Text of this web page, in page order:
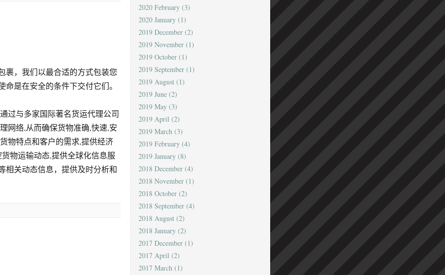
裹，我们以最合适的方式包装您
是在安全的条件下交付它们。
过与多家国际著名货运代理公司
网络,从而确保货物准确,快速,安
物特点和客户的需求,提供经济
物运输动态,提供全球化信息服
相关动态信息，提供及时分析和
2020 February (3)
2020 January (1)
2019 December (2)
2019 November (1)
2019 October (1)
2019 September (1)
2019 August (1)
2019 June (2)
2019 May (3)
2019 April (2)
2019 March (3)
2019 February (4)
2019 January (8)
2018 December (4)
2018 November (1)
2018 October (2)
2018 September (4)
2018 August (2)
2018 January (2)
2017 December (1)
2017 April (2)
2017 March (1)